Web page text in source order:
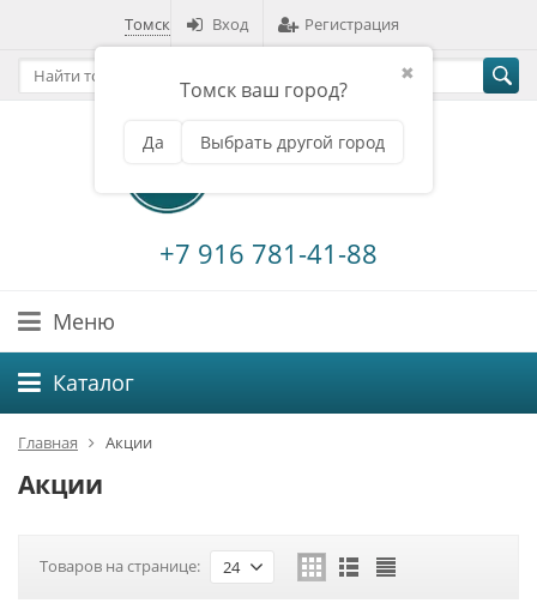
Томск
✖
Томск ваш город?
Да Выбрать другой город
Вход Регистрация
+7 916 781-41-88
Меню
Каталог
Главная Акции
Акции
Товаров на странице: 24